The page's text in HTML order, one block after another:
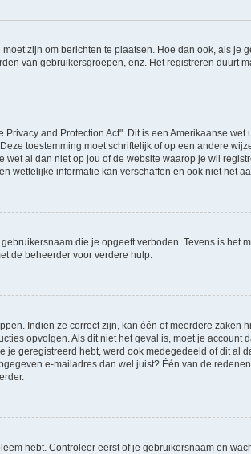
zijn om berichten te plaatsen. Hoe dan ook, als
van gebruikersgroepen, enz. Het registreren duurt
Privacy and Protection Act". Dit is een Amerikaanse
toestemming moet schriftelijk of op een andere
wet al dan niet op jou of de website waarop je wil
wettelijke informatie kan verschaffen en ook niet het
die je opgeeft verboden. Tevens is
de beheerder voor verdere hulp.
Indien ze correct zijn, kan één of meerdere
opvolgen. Als dit niet het geval is, moet je
je geregistreerd hebt, werd ook medegedeeld of dit
e-mailadres dan wel juist? Één van de
hebt. Controleer eerst of je gebruikersnaam en